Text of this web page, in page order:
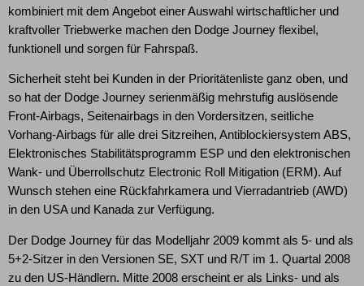
kombiniert mit dem Angebot einer Auswahl wirtschaftlicher und
kraftvoller Triebwerke machen den Dodge Journey flexibel,
funktionell und sorgen für Fahrspaß.
Sicherheit steht bei Kunden in der Prioritätenliste ganz oben, und
so hat der Dodge Journey serienmäßig mehrstufig auslösende
Front-Airbags, Seitenairbags in den Vordersitzen, seitliche
Vorhang-Airbags für alle drei Sitzreihen, Antiblockiersystem ABS,
Elektronisches Stabilitätsprogramm ESP und den elektronischen
Wank- und Überrollschutz Electronic Roll Mitigation (ERM). Auf
Wunsch stehen eine Rückfahrkamera und Vierradantrieb (AWD)
in den USA und Kanada zur Verfügung.
Der Dodge Journey für das Modelljahr 2009 kommt als 5- und als
5+2-Sitzer in den Versionen SE, SXT und R/T im 1. Quartal 2008
zu den US-Händlern. Mitte 2008 erscheint er als Links- und als